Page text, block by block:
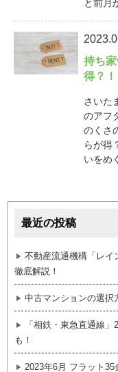
と前月
持ち
得？！
さいた
のアフ
のくさ
らが得
いをめ
最近の投稿
不動産流通機構「レイ
徹底解説！
中古マンションの選択
「相鉄・東急直通線
も！
2023年6月 フラット35